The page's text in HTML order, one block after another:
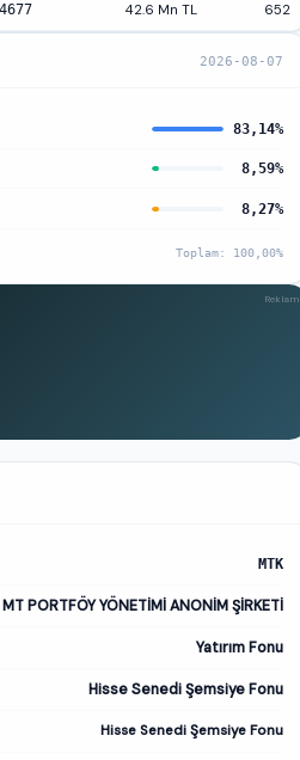
42.6 Mn TL 652
2026-08-07
83,14%
8,59%
8,27%
Toplam: 100,00%
Reklam
MTK
MT PORTFÖY YÖNETİMİ ANONİM ŞİRKETİ
Yatırım Fonu
Hisse Senedi Şemsiye Fonu
Hisse Senedi Şemsiye Fonu